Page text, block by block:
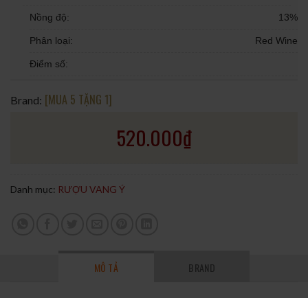
Nồng độ: 13%
Phân loại: Red Wine
Điểm số:
Brand: [MUA 5 TẶNG 1]
520.000₫
Danh mục: RƯỢU VANG Ý
MÔ TẢ BRAND